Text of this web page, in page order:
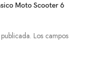
Moto Scooter 6
Los campos